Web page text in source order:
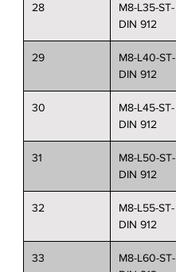
28
M8-L35-ST-
DIN 912
29
M8-L40-ST-
DIN 912
30
M8-L45-ST-
DIN 912
31
M8-L50-ST-
DIN 912
32
M8-L55-ST-
DIN 912
33
M8-L60-ST-